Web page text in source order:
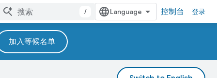
/ 控制台 登录
加入等候名单